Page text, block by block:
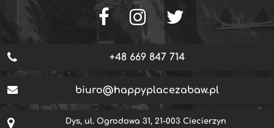
+48 669 847 714
biuro@happyplacezabaw.pl
Dys, ul. Ogrodowa 31, 21-003 Ciecierzyn